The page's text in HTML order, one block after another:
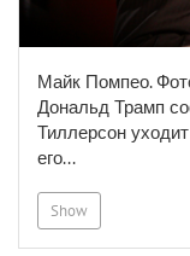
Майк Помпео.
Дональд Трамп
Тиллерсон
его...
Show